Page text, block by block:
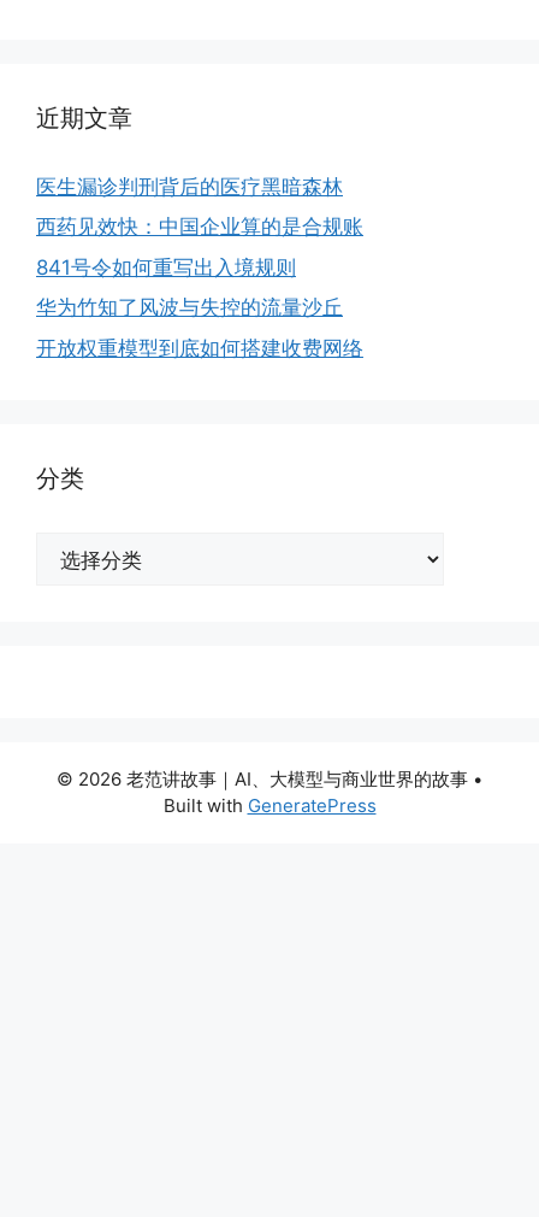
近期文章
医生漏诊判刑背后的医疗黑暗森林
西药见效快：中国企业算的是合规账
841号令如何重写出入境规则
华为竹知了风波与失控的流量沙丘
开放权重模型到底如何搭建收费网络
分类
© 2026 老范讲故事｜AI、大模型与商业世界的故事 •
Built with GeneratePress